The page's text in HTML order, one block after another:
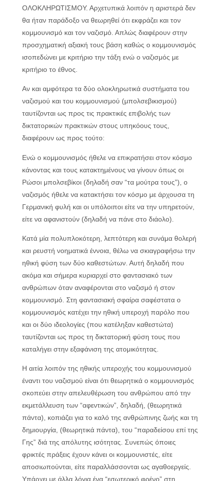
ΟΛΟΚΛΗΡΩΤΙΣΜΟΥ. Αρχετυπικά λοιπόν η αριστερά δεν
θα ήταν παράδοξο να θεωρηθεί ότι εκφράζει και τον
κομμουνισμό και τον ναζισμό. Απλώς διαφέρουν στην
προσχηματική αξιακή τους βάση καθώς ο κομμουνισμός
ισοπεδώνει με κριτήριο την τάξη ενώ ο ναζισμός με
κριτήριο το έθνος.
Αν και αμφότερα τα δύο ολοκληρωτικά συστήματα του
ναζισμού και του κομμουνισμού (μπολσεβικισμού)
ταυτίζονται ως προς τις πρακτικές επιβολής των
δικτατορικών πρακτικών στους υπηκόους τους,
διαφέρουν ως προς τούτο:
Ενώ ο κομμουνισμός ήθελε να επικρατήσει στον κόσμο
κάνοντας και τους κατακτημένους να γίνουν όπως οι
Ρώσοι μπολσεβίκοι (δηλαδή σαν “τα μούτρα τους”), ο
ναζισμός ήθελε να κατακτήσει τον κόσμο με άρχουσα τη
Γερμανική φυλή και οι υπόλοιποι είτε να την υπηρετούν,
είτε να αφανιστούν (δηλαδή να πάνε στο διάολο).
Κατά μία πολυπλοκότερη, λεπτότερη και συνάμα θολερή
και ρευστή νοηματικά έννοια, θέλω να σκιαγραφήσω την
ηθική φύση των δύο καθεστώτων. Αυτή δηλαδή που
ακόμα και σήμερα κυριαρχεί στο φαντασιακό των
ανθρώπων όταν αναφέρονται στο ναζισμό ή στον
κομμουνισμό. Στη φαντασιακή σφαίρα σαφέστατα ο
κομμουνισμός κατέχει την ηθική υπεροχή παρόλο που
και οι δύο ιδεολογίες (που κατέληξαν καθεστώτα)
ταυτίζονται ως προς τη δικτατορική φύση τους που
καταλήγει στην εξαφάνιση της ατομικότητας.
Η αιτία λοιπόν της ηθικής υπεροχής του κομμουνισμού
έναντι του ναζισμού είναι ότι θεωρητικά ο κομμουνισμός
σκοπεύει στην απελευθέρωση του ανθρώπου από την
εκμετάλλευση των “αφεντικών”, δηλαδή, (θεωρητικά
πάντα), κοπιάζει για το καλό της ανθρώπινης ζωής και τη
δημιουργία, (θεωρητικά πάντα), του “παραδείσου επί της
Γης” διά της απόλυτης ισότητας. Συνεπώς όποιες
φρικτές πράξεις έχουν κάνει οι κομμουνιστές, είτε
αποσιωπούνται, είτε παραλλάσσονται ως αγαθοεργείς.
Υπάρχει με άλλα λόγια ένα “εσωτερικό φρένο” στη